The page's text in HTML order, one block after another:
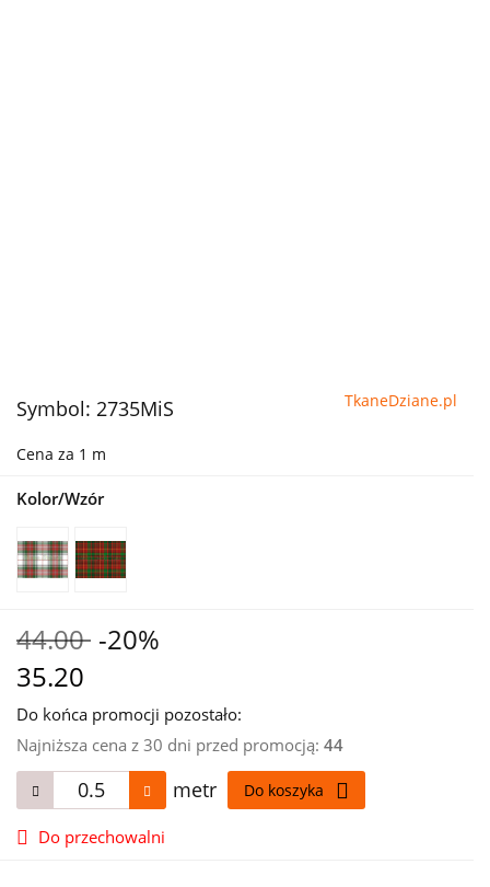
Symbol: 2735MiS TkaneDziane.pl
Cena za 1 m
Kolor/Wzór
44.00 -20%
35.20
Do końca promocji pozostało:
Najniższa cena z 30 dni przed promocją: 44
metr Do koszyka
Do przechowalni